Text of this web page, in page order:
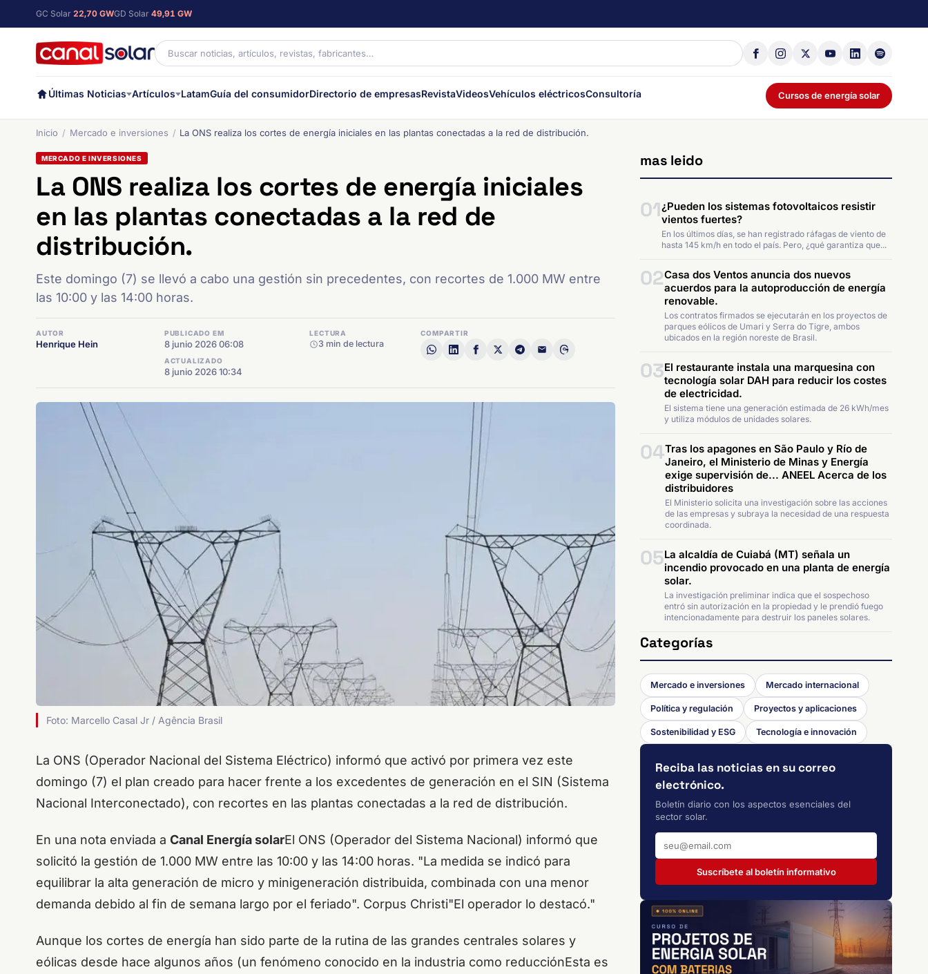
GC Solar 22,70 GWGD Solar 49,91 GW
Últimas Noticias Artículos LatamGuía del consumidorDirectorio de empresasRevistaVideosVehículos eléctricosConsultoría Cursos de energía solar
Inicio Mercado e inversiones La ONS realiza los cortes de energía iniciales en las plantas conectadas a la red de distribución.
MERCADO E INVERSIONES
La ONS realiza los cortes de energía iniciales
en las plantas conectadas a la red de
distribución.
Este domingo (7) se llevó a cabo una gestión sin precedentes, con recortes de 1.000 MW entre
las 10:00 y las 14:00 horas.
AUTOR
Henrique Hein
PUBLICADO EM
8 junio 2026 06:08
ACTUALIZADO
8 junio 2026 10:34
LECTURA
3 min de lectura
COMPARTIR
Foto: Marcello Casal Jr / Agência Brasil
La ONS (Operador Nacional del Sistema Eléctrico) informó que activó por primera vez este
domingo (7) el plan creado para hacer frente a los excedentes de generación en el SIN (Sistema
Nacional Interconectado), con recortes en las plantas conectadas a la red de distribución.
En una nota enviada a Canal Energía solarEl ONS (Operador del Sistema Nacional) informó que
solicitó la gestión de 1.000 MW entre las 10:00 y las 14:00 horas. "La medida se indicó para
equilibrar la alta generación de micro y minigeneración distribuida, combinada con una menor
demanda debido al fin de semana largo por el feriado". Corpus Christi"El operador lo destacó."
Aunque los cortes de energía han sido parte de la rutina de las grandes centrales solares y
eólicas desde hace algunos años (un fenómeno conocido en la industria como reducciónEsta es
mas leido
01¿Pueden los sistemas fotovoltaicos resistir
vientos fuertes?
En los últimos días, se han registrado ráfagas de viento de
hasta 145 km/h en todo el país. Pero, ¿qué garantiza que...
02Casa dos Ventos anuncia dos nuevos
acuerdos para la autoproducción de energía
renovable.
Los contratos firmados se ejecutarán en los proyectos de
parques eólicos de Umari y Serra do Tigre, ambos
ubicados en la región noreste de Brasil.
03El restaurante instala una marquesina con
tecnología solar DAH para reducir los costes
de electricidad.
El sistema tiene una generación estimada de 26 kWh/mes
y utiliza módulos de unidades solares.
04Tras los apagones en São Paulo y Río de
Janeiro, el Ministerio de Minas y Energía
exige supervisión de... ANEEL Acerca de los
distribuidores
El Ministerio solicita una investigación sobre las acciones
de las empresas y subraya la necesidad de una respuesta
coordinada.
05La alcaldía de Cuiabá (MT) señala un
incendio provocado en una planta de energía
solar.
La investigación preliminar indica que el sospechoso
entró sin autorización en la propiedad y le prendió fuego
intencionadamente para destruir los paneles solares.
Categorías
Mercado e inversiones Mercado internacional
Política y regulación Proyectos y aplicaciones
Sostenibilidad y ESG Tecnología e innovación
Reciba las noticias en su correo
electrónico.
Boletín diario con los aspectos esenciales del
sector solar.
Suscríbete al boletín informativo